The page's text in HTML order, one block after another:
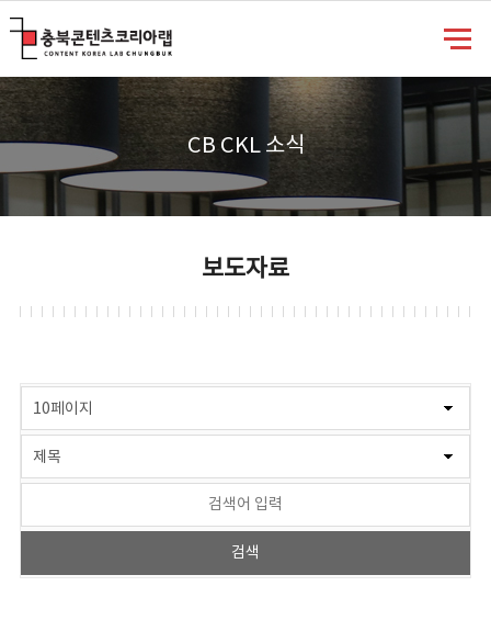
CB CKL 소식
보도자료